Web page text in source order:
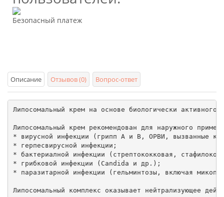
Безопасный платеж
Описание Отзывов (0) Вопрос-ответ
Липосомальный крем на основе биологически
Липосомальный крем рекомендован для наружного
* вирусной инфекции (грипп А и В, ОРВИ, вызванные
* герпесвирусной инфекции;
* бактериалной инфекции (стрептококковая,
* грибковой инфекции (Candida и др.);
* паразитарной инфекции (гельминтозы, включая
Липосомальный комплекс оказывает нейтрализующее